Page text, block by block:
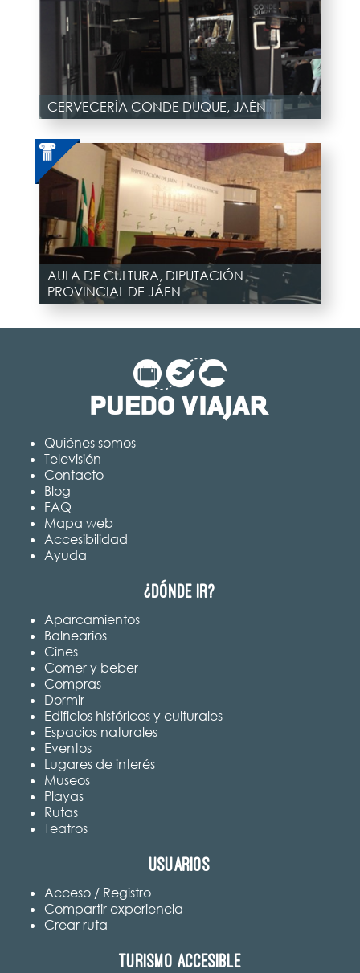
CERVECERÍA CONDE DUQUE, JAÉN
AULA DE CULTURA, DIPUTACIÓN
PROVINCIAL DE JÁEN
Quiénes somos
Televisión
Contacto
Blog
FAQ
Mapa web
Accesibilidad
Ayuda
¿Dónde ir?
Aparcamientos
Balnearios
Cines
Comer y beber
Compras
Dormir
Edificios históricos y culturales
Espacios naturales
Eventos
Lugares de interés
Museos
Playas
Rutas
Teatros
Usuarios
Acceso / Registro
Compartir experiencia
Crear ruta
Turismo accesible